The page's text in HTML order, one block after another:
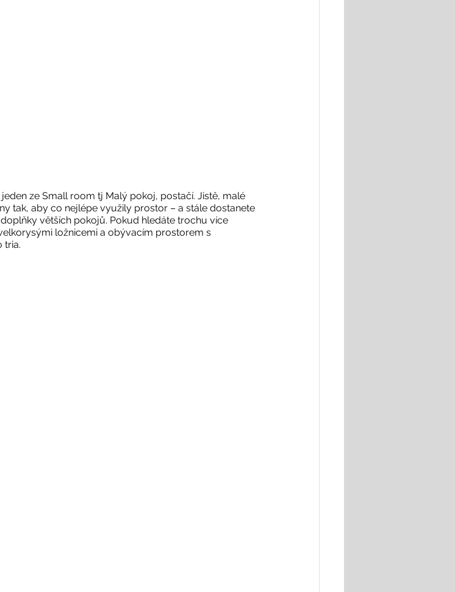
ze Small room tj Malý pokoj, postačí. Jistě, malé
tak, aby co nejlépe využily prostor – a stále dostanete
větších pokojů. Pokud hledáte trochu více
ložnicemi a obývacím prostorem s
tria.